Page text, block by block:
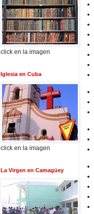
click en la imagen
Iglesia en Cuba
click en la imagen
La Virgen en Camagüey